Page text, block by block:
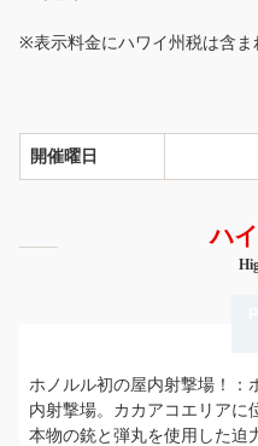
※表示料金にハワイ州税は含ま
開催曜日
ハ
ホノルル初の屋内射撃場！：
内射撃場。カカアコエリアに
本物の銃と弾丸を使用した迫